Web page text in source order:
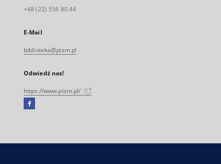
+48 (22) 556 80 44
E-Mail
biblioteka@pism.pl
Odwiedź nas!
https://www.pism.pl/
Facebook
się